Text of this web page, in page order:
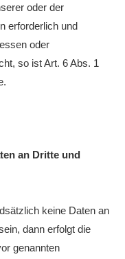
oder der
erforderlich und
oder
so ist Art. 6 Abs. 1
an Dritte und
keine Daten an
dann erfolgt die
genannten